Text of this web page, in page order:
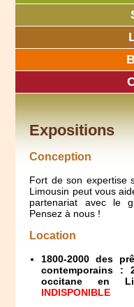
Expositions
Conception
Fort de son expertise
Limousin peut vous
partenariat avec le
Pensez à nous !
Location
1800-2000 des
contemporains :
occitane en
INDISPONIBLE